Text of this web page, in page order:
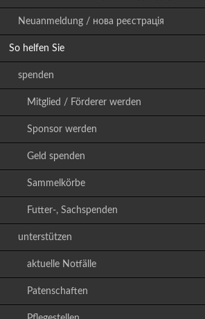
Neuanmeldung / нова реєстрація
So helfen Sie
spenden
Mitglied / Förderer werden
Sponsor werden
Geld spenden
Sammelkörbe
Futter-, Sachspenden
unterstützen
aktuelle Notfälle
Patenschaften